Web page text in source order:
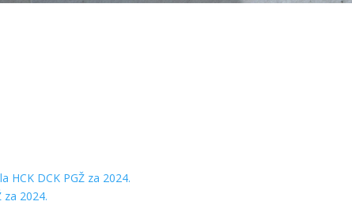
DCK PGŽ za 2024.
za 2024.